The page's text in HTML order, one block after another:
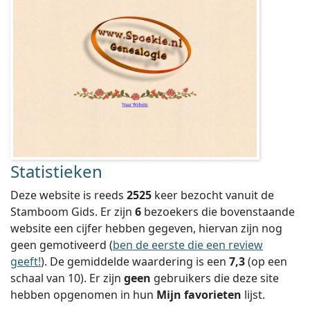
Statistieken
Deze website is reeds 2525 keer bezocht vanuit de
Stamboom Gids. Er zijn 6 bezoekers die bovenstaande
website een cijfer hebben gegeven, hiervan zijn nog
geen gemotiveerd (ben de eerste die een review
geeft!). De gemiddelde waardering is een 7,3(op een
schaal van 10). Er zijn geen gebruikers die deze site
hebben opgenomen in hun Mijn favorieten lijst.